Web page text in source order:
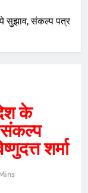
सुझाव, संकल्प पत्र
के
संकल्प
शर्मा